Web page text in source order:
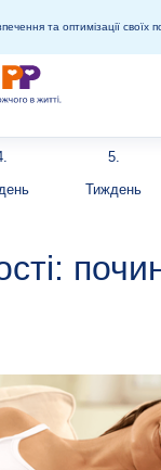
та оптимізації своїх
5.
Тиждень